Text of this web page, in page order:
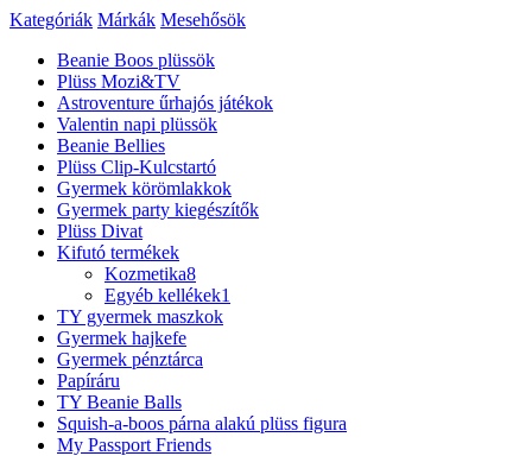
Kategóriák Márkák Mesehősök
Beanie Boos plüssök
Plüss Mozi&TV
Astroventure űrhajós játékok
Valentin napi plüssök
Beanie Bellies
Plüss Clip-Kulcstartó
Gyermek körömlakkok
Gyermek party kiegészítők
Plüss Divat
Kifutó termékek
Kozmetika8
Egyéb kellékek1
TY gyermek maszkok
Gyermek hajkefe
Gyermek pénztárca
Papíráru
TY Beanie Balls
Squish-a-boos párna alakú plüss figura
My Passport Friends